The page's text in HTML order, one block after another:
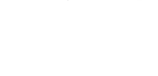
geven de huid een anti-stress boost.